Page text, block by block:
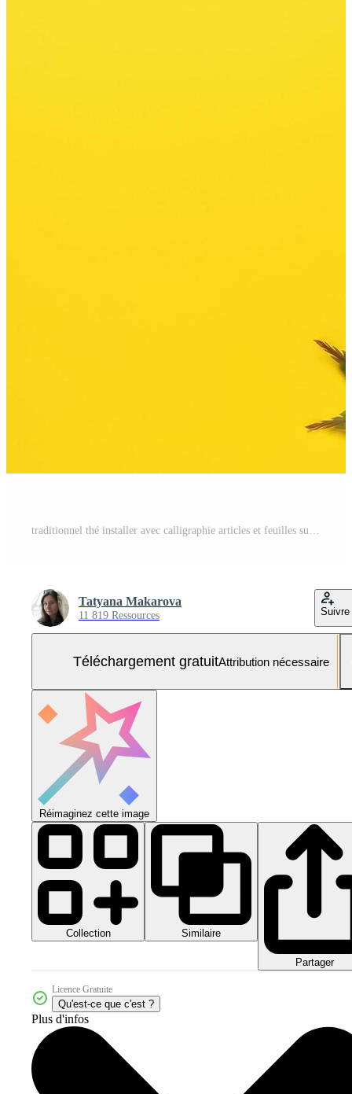
traditionnel thé installer avec calligraphie articles et feuilles sur Jaune Contexte Photo Gratuite
Tatyana Makarova
11 819 Ressources Suivre
Téléchargement gratuitAttribution nécessaire
Réimaginez cette image
Collection Similaire
Partager
Licence Gratuite
Qu'est-ce que c'est ?
Plus d'infos